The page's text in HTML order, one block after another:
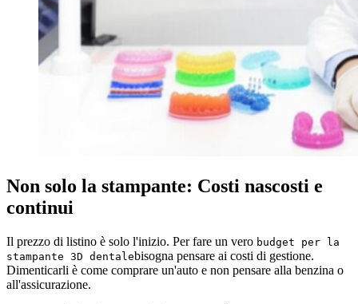
Non solo la stampante: Costi nascosti e
continui
Il prezzo di listino è solo l'inizio. Per fare un vero budget per la
stampante 3D dentalebisogna pensare ai costi di gestione.
Dimenticarli è come comprare un'auto e non pensare alla benzina o
all'assicurazione.